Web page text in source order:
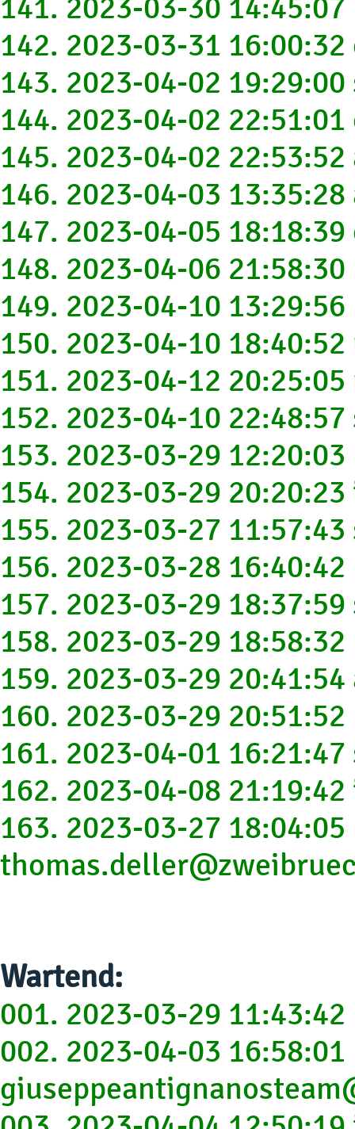
142. 2023-03-31
143. 2023-04-02
144. 2023-04-02
145. 2023-04-02
146. 2023-04-03
147. 2023-04-05
148. 2023-04-06
149. 2023-04-10
150. 2023-04-10
151. 2023-04-12
152. 2023-04-10
153. 2023-03-29
154. 2023-03-29
155. 2023-03-27
156. 2023-03-28
157. 2023-03-29
158. 2023-03-29
159. 2023-03-29
160. 2023-03-29
161. 2023-04-01
162. 2023-04-08
163. 2023-03-27 18:04:05
Wartend:
001. 2023-03-29
002. 2023-04-03 16:58:01